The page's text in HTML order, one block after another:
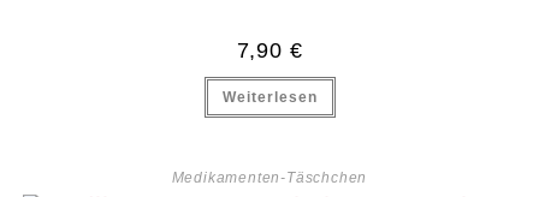
7,90 €
Weiterlesen
Medikamenten-Täschchen